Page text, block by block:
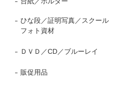
ひな段／証明写真／スクール
フォト資材
ＤＶＤ／CD／ブルーレイ
販促用品